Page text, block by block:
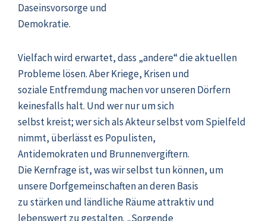
Daseinsvorsorge und
Demokratie.
Vielfach wird erwartet, dass „andere“ die aktuellen
Probleme lösen. Aber Kriege, Krisen und
soziale Entfremdung machen vor unseren Dörfern
keinesfalls halt. Und wer nur um sich
selbst kreist; wer sich als Akteur selbst vom Spielfeld
nimmt, überlässt es Populisten,
Antidemokraten und Brunnenvergiftern.
Die Kernfrage ist, was wir selbst tun können, um
unsere Dorfgemeinschaften an deren Basis
zu stärken und ländliche Räume attraktiv und
lebenswert zu gestalten. „Sorgende